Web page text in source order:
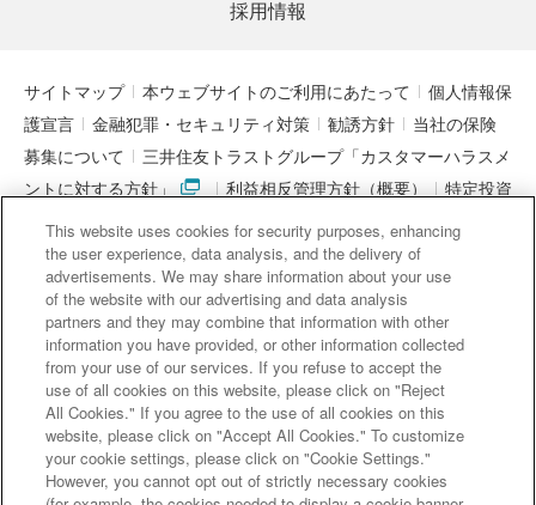
チャットで
採用情報
サイトマップ 本ウェブサイトのご利用にあたって
個人情報保
護宣言
金融犯罪・セキュリティ対策 勧誘方針
当社の保険
募集について
三井住友トラストグループ「カスタマーハラスメ
ントに対する方針」
利益相反管理方針（概要）
特定投資
家制度に関する期限日
電子決済等代行業者との連携について
「マネー・ローンダリング及びテロ資金供与対策に関するガイド
ライン」を踏まえた取り組み
アクセシビリティについて
契約代理業・銀行代理業・外国銀行代理業務について
金銭債権
等と預金等との誤認防止について
三井住友信託銀行株式会社
金融機関コード : 0294
This website uses cookies for security purposes, enhancing
the user experience, data analysis, and the delivery of
advertisements. We may share information about your use
of the website with our advertising and data analysis
partners and they may combine that information with other
information you have provided, or other information collected
from your use of our services. If you refuse to accept the
use of all cookies on this website, please click on "Reject
All Cookies." If you agree to the use of all cookies on this
website, please click on "Accept All Cookies." To customize
your cookie settings, please click on "Cookie Settings."
However, you cannot opt out of strictly necessary cookies